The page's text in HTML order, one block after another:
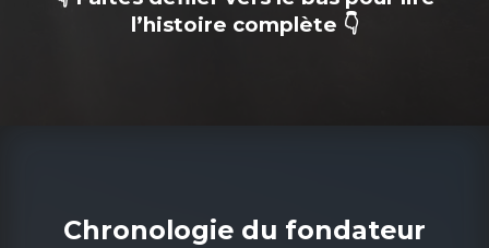
l’histoire complète 👇️
Chronologie du fondateur